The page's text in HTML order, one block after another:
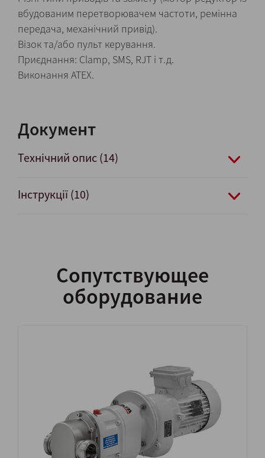
вбудованим перетворювачем частоти, ремінна
передача, механічний привід).
Візок та/або пульт керування.
Приєднання: Clamp, SMS, RJT і т.д.
Виконання ATEX.
Документ
Технічний опис (14)
Інструкції (10)
Сопутствующее
оборудование